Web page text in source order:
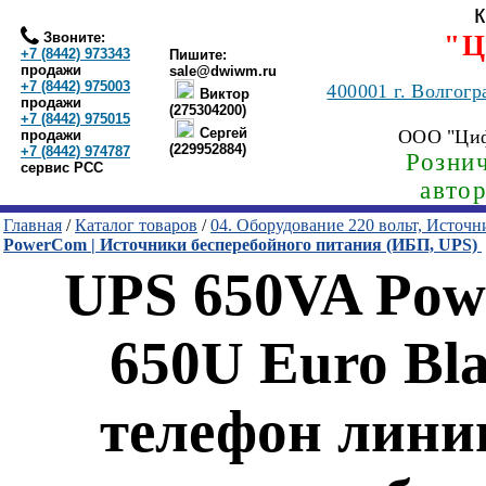
Звоните:
+7 (8442) 973343
продажи
+7 (8442) 975003
продажи
+7 (8442) 975015
продажи
+7 (8442) 974787
сервис РСС
Пишите:
sale@dwiwm.ru
Виктор
(275304200)
Сергей
(229952884)
400001г.
ООО
Главная /Каталог товаров /04. Оборудование 220 вольт,
PowerCom | Источники бесперебойного питания (ИБП, UPS)
UPS 650VA
650U Euro
телефон